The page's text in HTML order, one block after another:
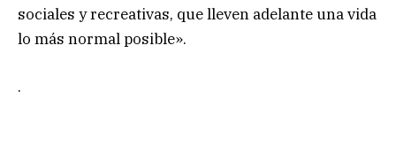
sociales y recreativas, que lleven adelante una vida
lo más normal posible».
.